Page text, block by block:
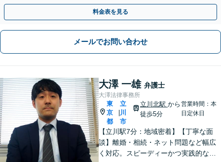
用語も分かりやすくご説明。【休日面談可】
料金表を見る
メールでお問い合わせ
大澤 一雄 弁護士
大澤法律事務所
東
京
都
立
川
市
立川北駅 から
徒歩5分
営業時間：本
日定休日
【立川駅7分：地域密着】【丁寧な面
談】離婚・相続・ネット問題など幅広
く対応。スピーディーかつ実践的なア